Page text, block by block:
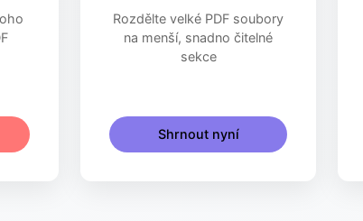
Rozdělte velké PDF soubory
na menší, snadno čitelné
sekce
Shrnout nyní